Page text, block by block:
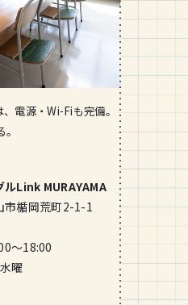
電源・Wi-Fiも完備。
ルLink MURAYAMA
市楯岡荒町2-1-1
〜18:00
曜